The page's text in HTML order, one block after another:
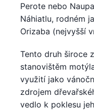
Perote nebo
Náhiatlu, rodném
Orizaba (nejvyšší
Tento druh široce
stanovištěm
využití jako
zdrojem
vedlo k poklesu